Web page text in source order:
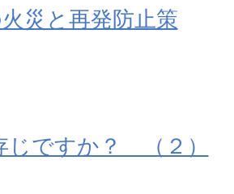
災と再発防止策
じですか？ （２）